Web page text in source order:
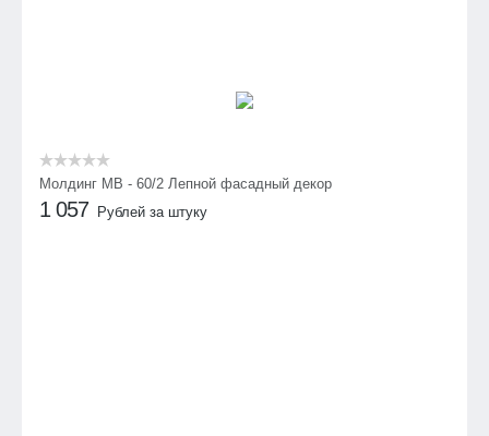
Молдинг МВ - 60/2 Лепной фасадный декор
1 057 Рублей за штуку